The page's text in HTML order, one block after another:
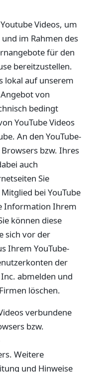
Videos, um
im Rahmen des
für den
bereitzustellen.
lokal auf unserem
von
bedingt
YouTube Videos
An den YouTube-
bzw. Ihres
auch
Sie
bei YouTube
Information Ihrem
können diese
sich vor der
Ihrem YouTube-
der
abmelden und
löschen.
verbundene
bzw.
Weitere
und Hinweise